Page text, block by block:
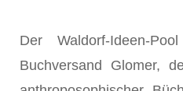
Der Waldorf-Ideen-
Buchversand Glomer,